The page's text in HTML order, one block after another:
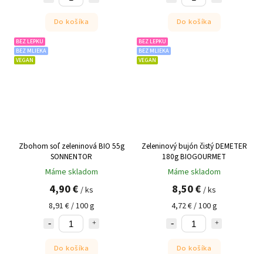
Do košíka Do košíka
BEZ LEPKU
BEZ MLIEKA
VEGAN
Zbohom soľ zeleninová BIO 55g
SONNENTOR
Máme skladom
4,90 € / ks
8,91 € / 100 g
Do košíka
BEZ LEPKU
BEZ MLIEKA
VEGAN
Zeleninový bujón čistý DEMETER
180g BIOGOURMET
Máme skladom
8,50 € / ks
4,72 € / 100 g
Do košíka